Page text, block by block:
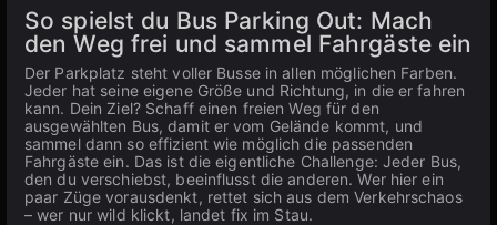
So spielst du Bus Parking Out: Mach
den Weg frei und sammel Fahrgäste ein
Der Parkplatz steht voller Busse in allen möglichen Farben.
Jeder hat seine eigene Größe und Richtung, in die er fahren
kann. Dein Ziel? Schaff einen freien Weg für den
ausgewählten Bus, damit er vom Gelände kommt, und
sammel dann so effizient wie möglich die passenden
Fahrgäste ein. Das ist die eigentliche Challenge: Jeder Bus,
den du verschiebst, beeinflusst die anderen. Wer hier ein
paar Züge vorausdenkt, rettet sich aus dem Verkehrschaos
– wer nur wild klickt, landet fix im Stau.